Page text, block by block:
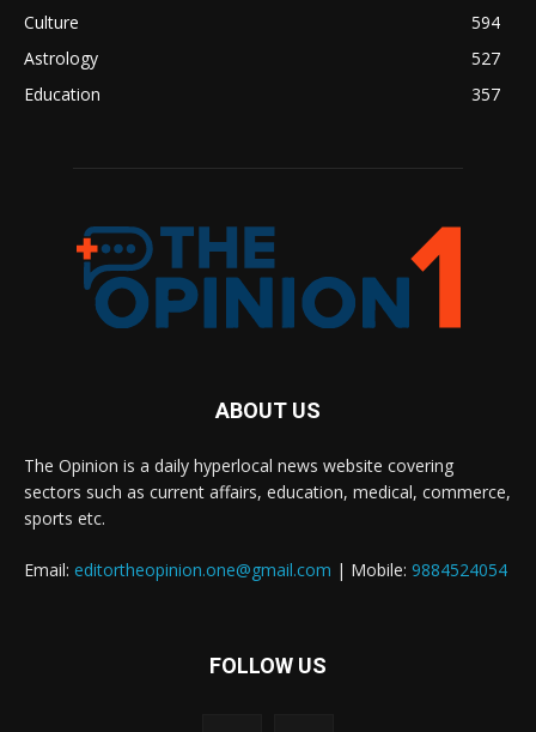
Culture
594
Astrology
527
Education
357
ABOUT US
The Opinion is a daily hyperlocal news website covering
sectors such as current affairs, education, medical, commerce,
sports etc.
Email: editortheopinion.one@gmail.com | Mobile: 9884524054
FOLLOW US